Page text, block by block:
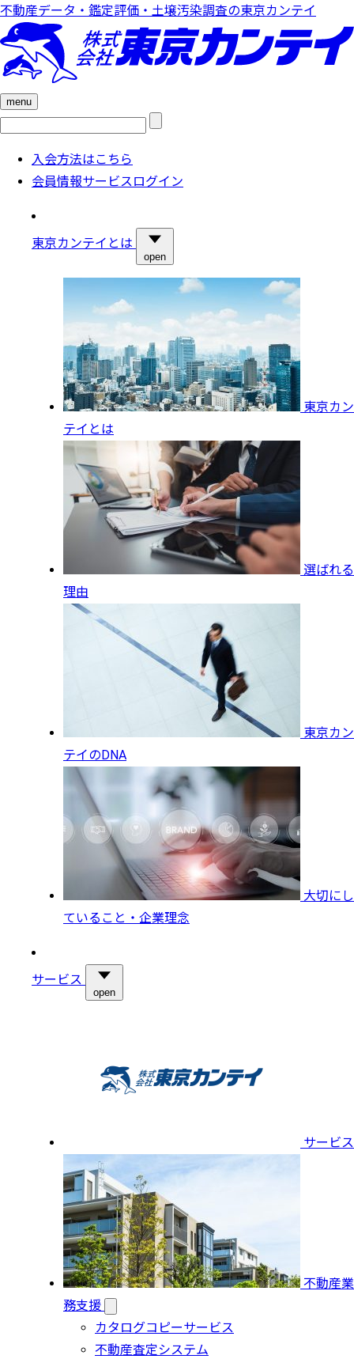
不動産データ・鑑定評価・土壌汚染調査の東京カンテイ
menu
検
入会方法はこちら
会員情報サービスログイン
東京カンテイとは
open
東京カン
テイとは
選ばれる
理由
東京カン
テイのDNA
大切にし
ていること・企業理念
サービス
open
サービス
不動産業
務支援
カタログコピーサービス
不動産査定システム